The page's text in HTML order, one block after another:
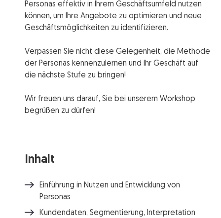
Personas effektiv in Ihrem Geschäftsumfeld nutzen
können, um Ihre Angebote zu optimieren und neue
Geschäftsmöglichkeiten zu identifizieren.
Verpassen Sie nicht diese Gelegenheit, die Methode
der Personas kennenzulernen und Ihr Geschäft auf
die nächste Stufe zu bringen!
Wir freuen uns darauf, Sie bei unserem Workshop
begrüßen zu dürfen!
Inhalt
Einführung in Nutzen und Entwicklung von
Personas
Kundendaten, Segmentierung, Interpretation